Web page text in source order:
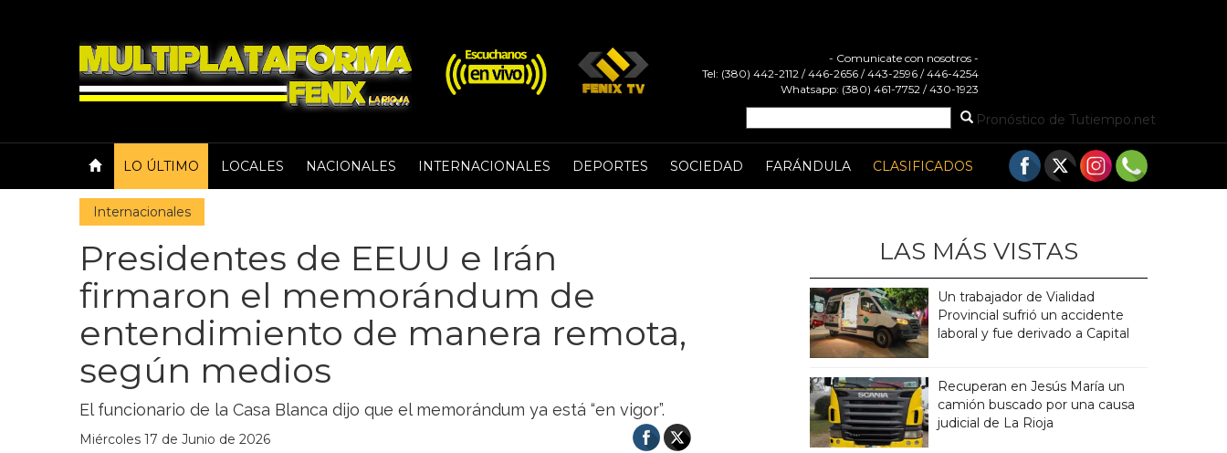
- Comunicate con nosotros -
Tel: (380) 442-2112 / 446-2656 / 443-2596 / 446-4254
Whatsapp: (380) 461-7752 / 430-1923
Pronóstico de Tutiempo.net
LO ÚLTIMO LOCALES NACIONALES INTERNACIONALES DEPORTES SOCIEDAD FARÁNDULA CLASIFICADOS
Internacionales
Presidentes de EEUU e Irán
firmaron el memorándum de
entendimiento de manera remota,
según medios
El funcionario de la Casa Blanca dijo que el memorándum ya está “en vigor”.
Miércoles 17 de Junio de 2026
LAS MÁS VISTAS
Un trabajador de Vialidad
Provincial sufrió un accidente
laboral y fue derivado a Capital
Recuperan en Jesús María un
camión buscado por una causa
judicial de La Rioja